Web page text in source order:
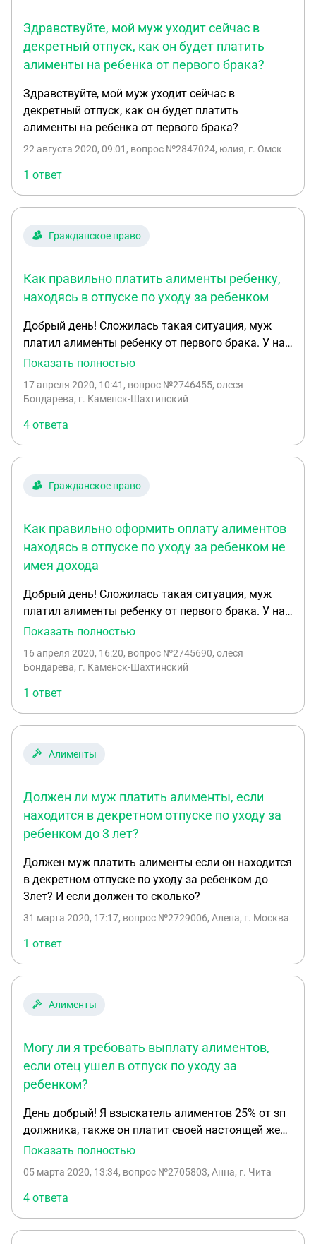
Здравствуйте, мой муж уходит сейчас в
декретный отпуск, как он будет платить
алименты на ребенка от первого брака?
Здравствуйте, мой муж уходит сейчас в
декретный отпуск, как он будет платить
алименты на ребенка от первого брака?
22 августа 2020, 09:01 , вопрос №2847024, юлия, г. Омск
1 ответ
Гражданское право
Как правильно платить алименты ребенку,
находясь в отпуске по уходу за ребенком
Добрый день! Сложилась такая ситуация, муж
платил алименты ребенку от первого брака. У нас
двое совместных детей первому 4 года и уже
ребенком со вторым, получает пособие по уходу
полутора лет второму ребенку, у мужа вообще не
будет ни каких выплат ... как юридически
правильно оформить оплату алиментов, т.к.
дохода иметь не будет??? Какие права имеет муж
в этой ситуации и какие права имеет бывшая
Показать полностью
17 апреля 2020, 10:41 , вопрос №2746455, олеся
Бондарева, г. Каменск-Шахтинский
4 ответа
Гражданское право
Как правильно оформить оплату алиментов
находясь в отпуске по уходу за ребенком не
имея дохода
Добрый день! Сложилась такая ситуация, муж
платил алименты ребенку от первого брака. У нас
двое совместных детей первому 4 года и уже
ребенком со вторым (ребенку 1 год 4 месяца), ...
алиментов, т.к. дохода иметь не будет??? Я
вышла на работу.
Показать полностью
16 апреля 2020, 16:20, вопрос №2745690, олеся
Бондарева, г. Каменск-Шахтинский
1 ответ
Алименты
Должен ли муж платить алименты, если
находится в декретном отпуске по уходу за
ребенком до 3 лет?
Должен муж платить алименты если он находится
в декретном отпуске по уходу за ребенком до
3лет? И если должен то сколько?
31 марта 2020, 17:17, вопрос №2729006, Алена, г. Москва
1 ответ
Алименты
Могу ли я требовать выплату алиментов,
если отец ушел в отпуск по уходу за
ребенком?
День добрый! Я взыскатель алиментов 25% от зп
должника, также он платит своей настоящей жене
25000р и двум их детям 33%. Всего взыскивали
уходу уже за вновь родившемся 3 ребенком.
Алименты я перестала получать совсем, а
работодатель сказал что должник и не должен
мне ничего платить со своих соц.выплат.
Показать полностью
05 марта 2020, 13:34, вопрос №2705803, Анна, г. Чита
4 ответа